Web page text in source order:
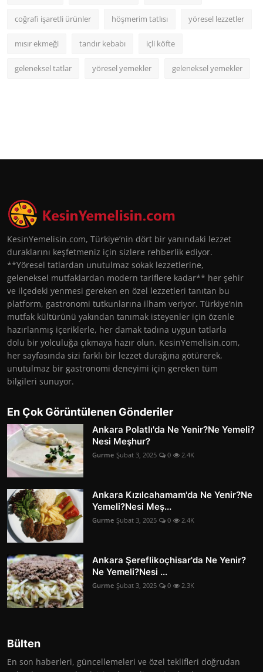
coğrafi işaretli ürünler höşmerim tatlısı yöresel lezzetler
mısır ekmeği tandır kebabı içli köfte
geleneksel tatlar yöresel yemekler geleneksel yemekler
KesinYemelisin.com, Türkiye’nin dört bir yanındaki lezzet
duraklarını keşfetmeniz için sizlere rehberlik ediyor.
**Yöresel tatlardan unutulmaz sokak lezzetlerine,
geleneksel mutfaklardan modern tariflere kadar** her şehir
ve ilçedeki yenmesi gereken en özel lezzetleri tanıtan bu
platform, gastronomi tutkunlarına ilham veriyor. Türkiye’nin
mutfak kültürünü yakından tanımak isteyenler için özenle
hazırlanmış içeriklerle, her damak tadına uygun tatlarla
dolu bir yolculuğa çıkmaya hazır olun. KesinYemelisin.com,
her sayfasında sizi farklı bir lezzet durağına götürerek,
unutulmaz bir gastronomi deneyimi için gereken tüm
bilgileri sunuyor.
En Çok Görüntülenen Gönderiler
Ankara Polatlı'da Ne Yenir?Ne Yemeli?
Nesi Meşhur?
Gurme Şubat 3, 2025 0 2.4K
Ankara Kızılcahamam'da Ne Yenir?Ne
Yemeli?Nesi Meş...
Gurme Şubat 3, 2025 0 2.4K
Ankara Şereflikoçhisar'da Ne Yenir?
Ne Yemeli?Nesi ...
Gurme Şubat 3, 2025 0 2.3K
Bülten
En son haberleri, güncellemeleri ve özel teklifleri doğrudan